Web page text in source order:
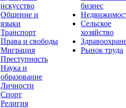
искусство
Общение и
языки
Транспорт
Права и свободы
Миграция
Преступность
Наука и
образование
Личности
Спорт
Религия
бизнес
Сельское
хозяйство
Рынок труда